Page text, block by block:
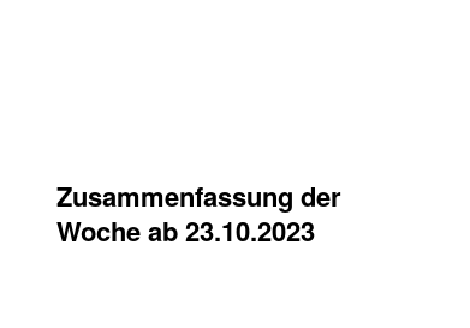
Zusammenfassung der
Woche ab 23.10.2023